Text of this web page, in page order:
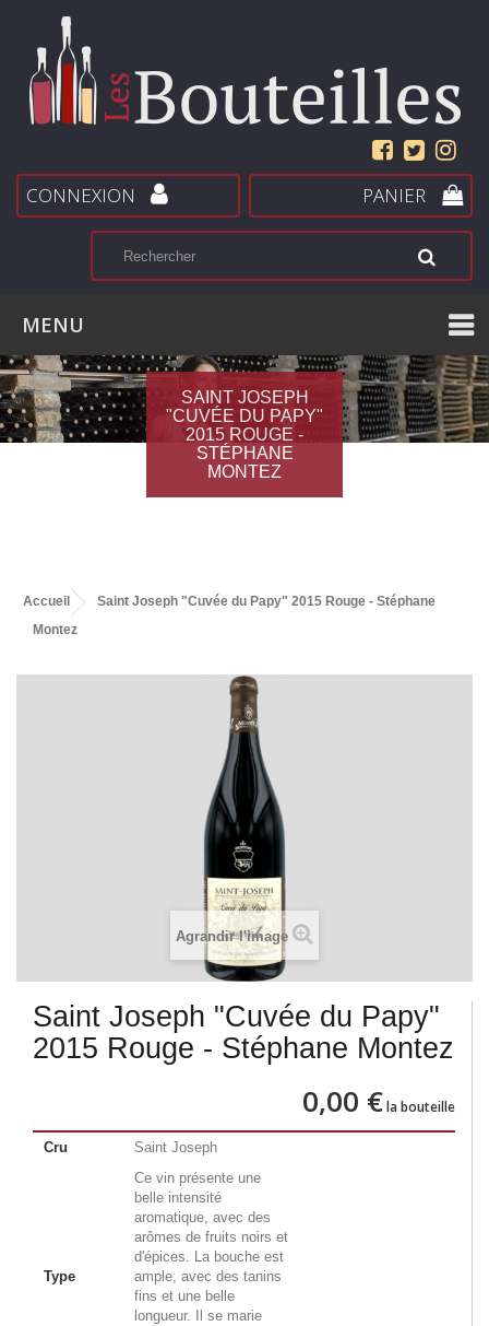
PANIER
CONNEXION
MENU
SAINT JOSEPH
"CUVÉE DU PAPY"
2015 ROUGE -
STÉPHANE
MONTEZ
Accueil
Saint Joseph "Cuvée du Papy" 2015 Rouge - Stéphane
Montez
Agrandir l'image
Saint Joseph "Cuvée du Papy"
2015 Rouge - Stéphane Montez
0,00 €la bouteille
Cru Saint Joseph
Type
Ce vin présente une
belle intensité
aromatique, avec des
arômes de fruits noirs et
d'épices. La bouche est
ample, avec des tanins
fins et une belle
longueur. Il se marie